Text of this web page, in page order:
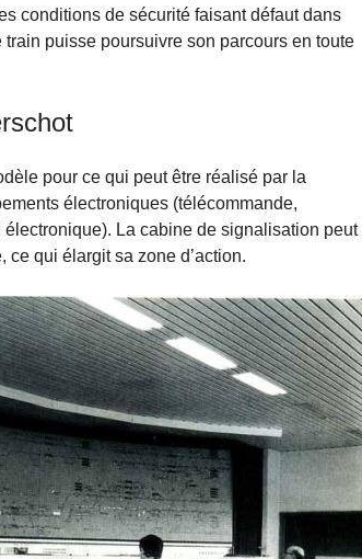
conditions de sécurité faisant défaut dans
puisse poursuivre son parcours en toute
pour ce qui peut être réalisé par la
électroniques (télécommande,
La cabine de signalisation peut
qui élargit sa zone d’action.